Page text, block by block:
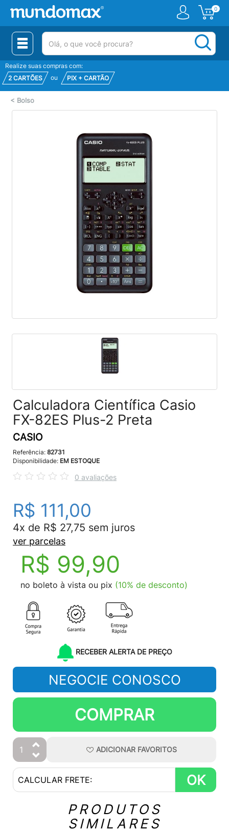
0
(pesquisar)
Realize suas compras com:
2 CARTÕES
ou PIX + CARTÃO
< Bolso
Calculadora Científica Casio
FX-82ES Plus-2 Preta
CASIO
Referência: 82731
Disponibilidade: EM ESTOQUE
0 avaliações
R$ 111,00
4x de R$ 27,75 sem juros
ver parcelas
R$ 99,90
no boleto à vista ou pix (10% de desconto)
RECEBER ALERTA DE PREÇO
NEGOCIE CONOSCO
COMPRAR
ADICIONAR FAVORITOS
OK
PRODUTOS
SIMILARES